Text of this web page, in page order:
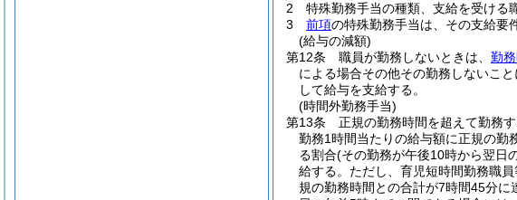
2
特殊勤務手当の種類、支給を受ける
3
前項の特殊勤務手当は、その支給要
(給与の減額)
第12条
職員が勤務しないときは、 勤
による場合その他その勤務しないこ
して給与を支給する。
(時間外勤務手当)
第13条
正規の勤務時間を超えて勤務
勤務1時間当たりの給与額に正規の勤
る割合(その勤務が午後10時から翌日
給する。 ただし、育児短時間勤務職員
規の勤務時間との合計が7時間45分に